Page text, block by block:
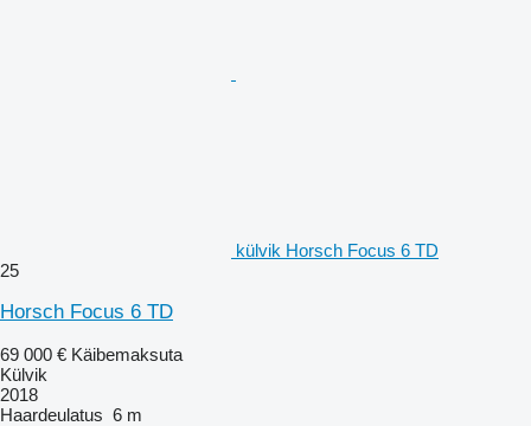
külvik Horsch Focus 6 TD
25
Horsch Focus 6 TD
69 000 € Käibemaksuta
Külvik
2018
Haardeulatus 6 m